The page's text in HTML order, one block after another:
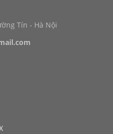
Tín - Hà Nội